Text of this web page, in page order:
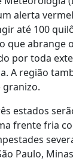
alerta
até 100
que abrange
por toda
A região
granizo.
estados
frente fria
Paulo,